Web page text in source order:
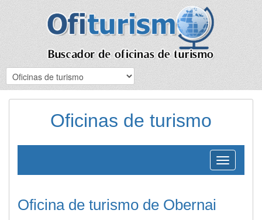
Oficinas de turismo
Toggle
navigation
Oficina de turismo de Obernai